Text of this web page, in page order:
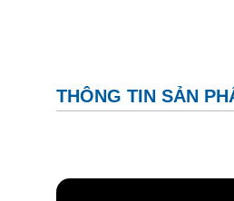
THÔNG TIN SẢN